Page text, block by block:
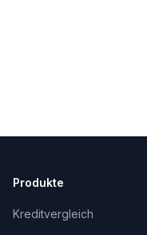
Produkte
Kreditvergleich